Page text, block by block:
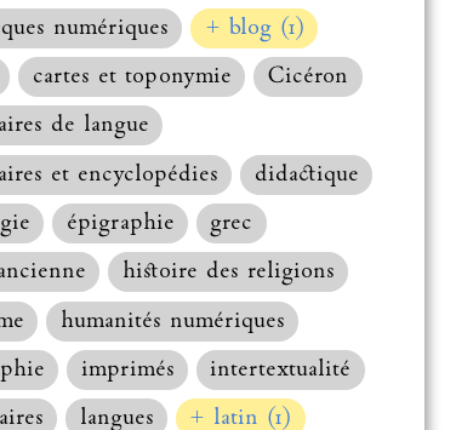
numériques
+ blog (1)
cartes et toponymie
Cicéron
de langue
et encyclopédies
didactique
épigraphie
grec
histoire des religions
humanités numériques
imprimés
intertextualité
langues
+ latin (1)